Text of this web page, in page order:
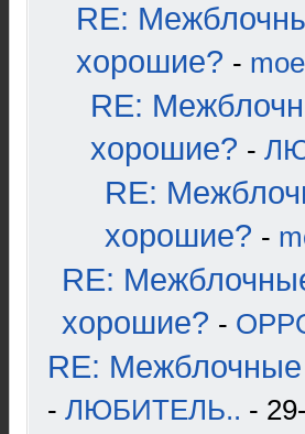
RE:
хорошие? -
RE:
хорошие? -
RE:
хорошие? -
RE:
хорошие? -
RE: Межблочные
- ЛЮБИТЕЛЬ.. -